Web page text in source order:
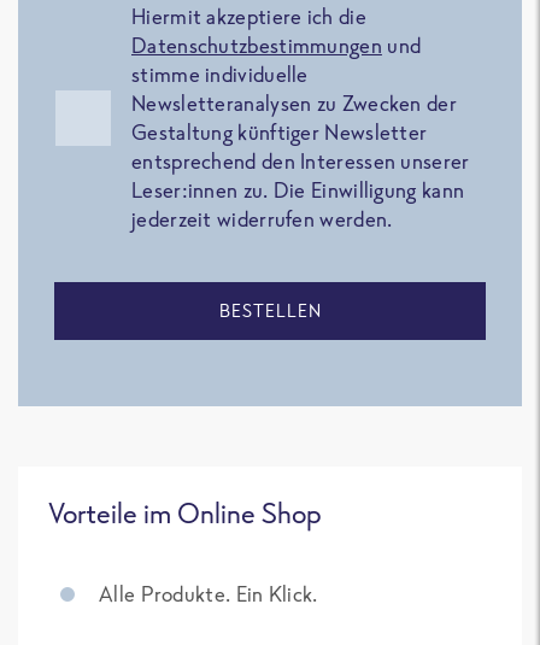
Hiermit akzeptiere ich die
Datenschutzbestimmungen und
stimme individuelle
Newsletteranalysen zu Zwecken der
Gestaltung künftiger Newsletter
entsprechend den Interessen unserer
Leser:innen zu. Die Einwilligung kann
jederzeit widerrufen werden.
BESTELLEN
Vorteile im Online Shop
Alle Produkte. Ein Klick.